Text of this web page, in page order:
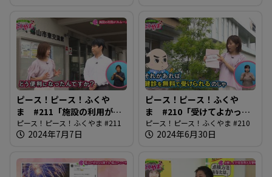
ピース！ピース！ふくや
ま #211「施設の利用がス
ムーズに」
ピース！ピース！ふくやま #211
2024年7月7日
ピース！ピース！ふくや
ま #210「受けてよかった
健診」
ピース！ピース！ふくやま #210
2024年6月30日